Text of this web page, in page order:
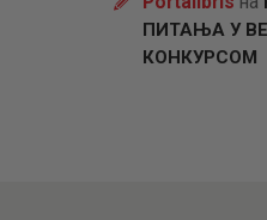
ПИТАЊА У
КОНКУРСОМ